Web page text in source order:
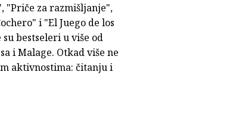
"Priče za razmišljanje",
i "El Juego de los
bestseleri u više od
i Malage. Otkad više ne
aktivnostima: čitanju i